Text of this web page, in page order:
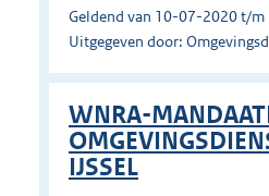
Geldend van 10-07-2020 t/m
Uitgegeven door:
WNRA-
IJSSEL